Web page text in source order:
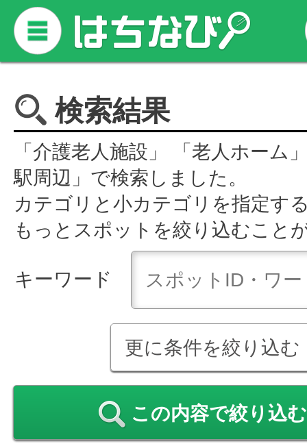
検索結果
「介護老人施設」 「老人ホーム
駅周辺」で検索しました。
カテゴリと小カテゴリを指定す
もっとスポットを絞り込むこと
キーワード
更に条件を絞り込む
この内容で絞り込む